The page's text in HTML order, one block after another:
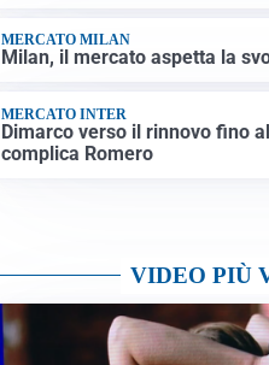
MERCATO MILAN
Milan, il mercato aspetta la
MERCATO INTER
Dimarco verso il rinnovo fino
complica Romero
VIDEO PIÙ